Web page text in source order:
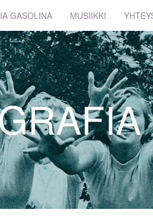
GASOLINA MUSIIKKI